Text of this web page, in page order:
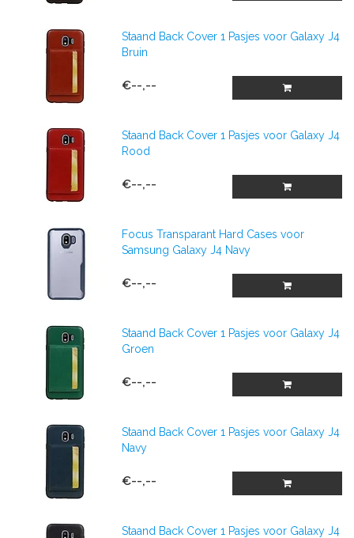
Staand Back Cover 1 Pasjes voor Galaxy J4
Bruin
€--,--
Staand Back Cover 1 Pasjes voor Galaxy J4
Rood
€--,--
Focus Transparant Hard Cases voor
Samsung Galaxy J4 Navy
€--,--
Staand Back Cover 1 Pasjes voor Galaxy J4
Groen
€--,--
Staand Back Cover 1 Pasjes voor Galaxy J4
Navy
€--,--
Staand Back Cover 1 Pasjes voor Galaxy J4